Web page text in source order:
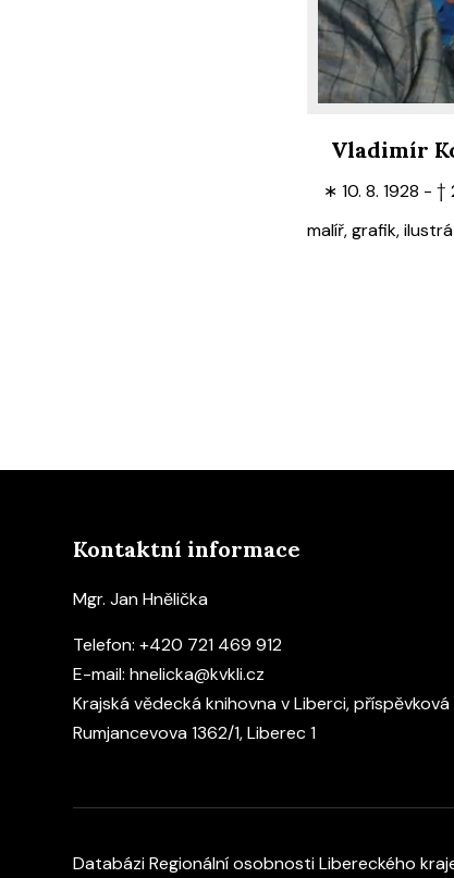
Vladimír
∗ 10. 8. 1928 - †
malíř, grafik,
Kontaktní informace
Mgr. Jan Hnělička
Telefon:+420 721 469 912
E-mail:hnelicka@kvkli.cz
Krajská vědecká knihovna v Liberci,
Rumjancevova 1362/1, Liberec 1
Databázi Regionální osobnosti Libereckého